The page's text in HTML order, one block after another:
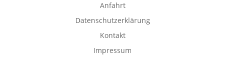
Anfahrt
Datenschutzerklärung
Kontakt
Impressum